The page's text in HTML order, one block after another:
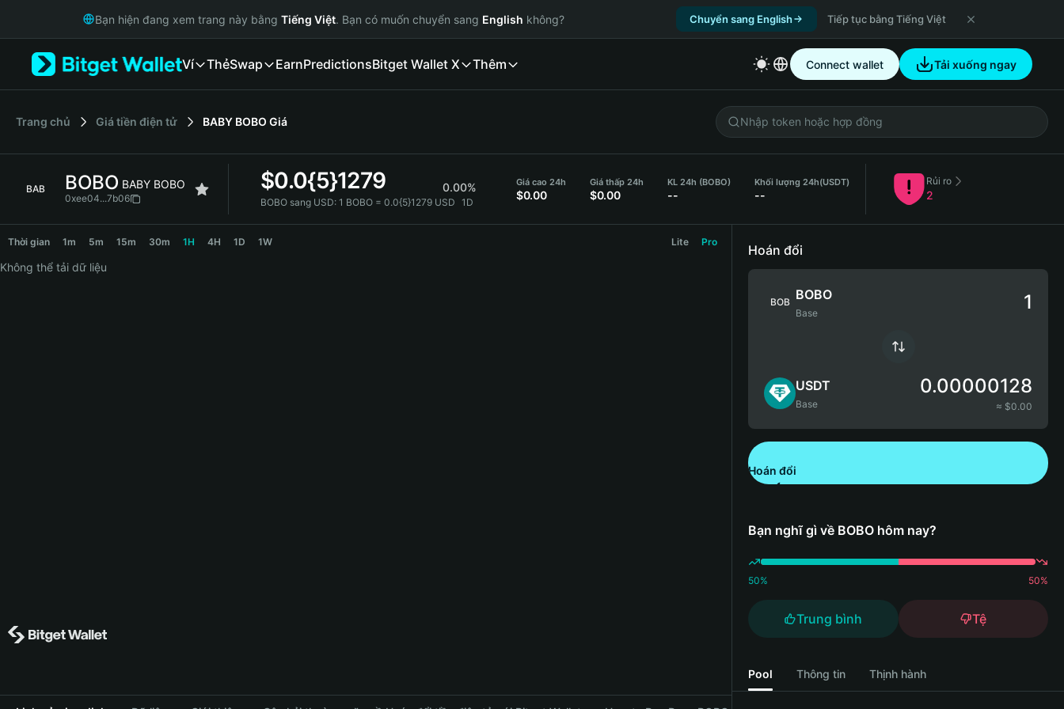
Русский
Italiano
Bahasa Indonesia
हिन्दी
Bạn hiện đang xem trang này bằng Tiếng Việt. Bạn có muốn chuyển sang English không? Chuyển sang English Tiếp tục bằng Tiếng Việt
Ví ThẻSwap EarnPredictionsBitget Wallet X Thêm Connect wallet Tải xuống ngay
‌Trang chủ Giá tiền điện tử BABY BOBO Giá
BAB BOBO BABY BOBO
0xee04...7b06
$0.0{5}1279 0.00%
BOBO sang USD: 1 BOBO = 0.0{5}1279 USD 1D
Giá cao 24h
$0.00
Giá thấp 24h
$0.00
KL 24h (BOBO)
--
Khối lượng 24h(USDT)
--
Rủi ro
2
BOBO Price Chart
Thời gian 1m 5m 15m 30m 1H 4H 1D 1W Lite Pro
Không thể tải dữ liệu
Hoán đổi
BOB BOBO
Base
USDT
Base
0.00000128
≈ $0.00
Hoán đổi
Bạn nghĩ gì về BOBO hôm nay?
50% 50%
Trung bình Tệ
Pool Thông tin Thịnh hành